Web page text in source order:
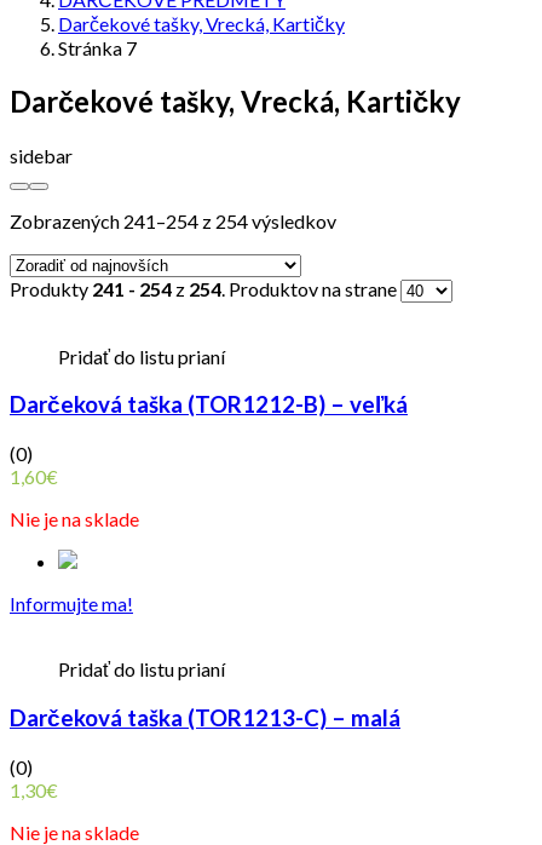
Darčekové tašky, Vrecká, Kartičky
Stránka 7
Darčekové tašky, Vrecká, Kartičky
sidebar
Zobrazených 241–254 z 254 výsledkov
Produkty 241 - 254 z 254 . Produktov na strane
Pridať do listu prianí
Darčeková taška (TOR1212-B) – veľká
(0)
1,60€
Nie je na sklade
Informujte ma!
Pridať do listu prianí
Darčeková taška (TOR1213-C) – malá
(0)
1,30€
Nie je na sklade